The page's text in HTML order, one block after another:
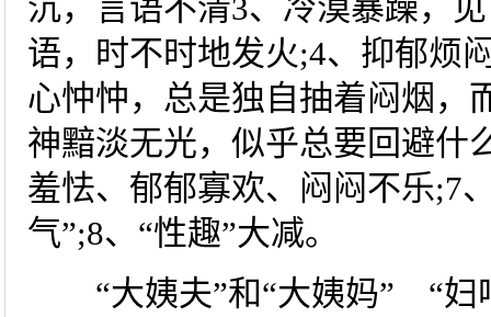
沉，言语不清3、冷漠暴躁，
语，时不时地发火;4、抑郁烦
心忡忡，总是独自抽着闷烟，
神黯淡无光，似乎总要回避什
羞怯、郁郁寡欢、闷闷不乐;7
气”;8、“性趣”大减。
“大姨夫”和“大姨妈” “妇